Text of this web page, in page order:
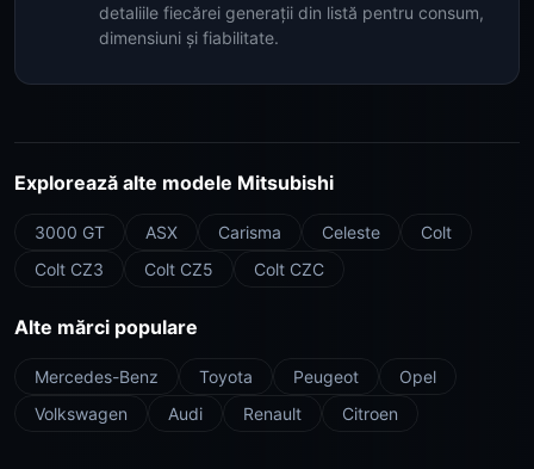
detaliile fiecărei generații din listă pentru consum,
dimensiuni și fiabilitate.
Explorează alte modele Mitsubishi
3000 GT ASX Carisma Celeste
Colt
Colt CZ3
Colt CZ5 Colt CZC
Alte mărci populare
Mercedes-Benz Toyota Peugeot
Opel
Volkswagen
Audi Renault Citroen